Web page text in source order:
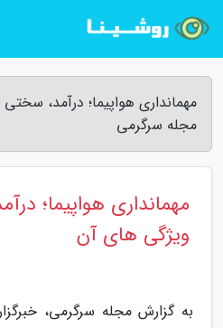
مهمانداری هواپیما؛ درآمد،
مجله سرگرمی
مهمانداری هواپیما؛
ویژگی های آن
به گزارش مجله سرگرمی،